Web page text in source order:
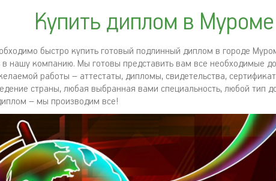
Купить диплом в Муроме
быстро купить готовый подлинный диплом в городе
нашу компанию. Мы готовы представить вам все необходимые
работы – аттестаты, дипломы, свидетельства,
страны, любая выбранная вами специальность, любой тип
– мы производим все!